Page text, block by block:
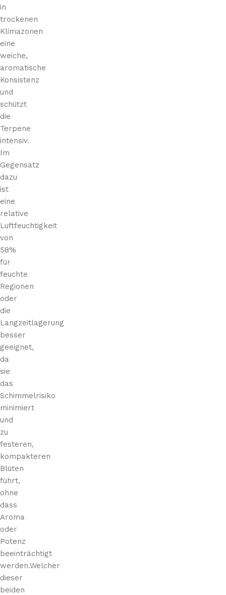
in
trockenen
Klimazonen
eine
weiche,
aromatische
Konsistenz
und
schützt
die
Terpene
intensiv.
Im
Gegensatz
dazu
ist
eine
relative
Luftfeuchtigkeit
von
58%
für
feuchte
Regionen
oder
die
Langzeitlagerung
besser
geeignet,
da
sie
das
Schimmelrisiko
minimiert
und
zu
festeren,
kompakteren
Blüten
führt,
ohne
dass
Aroma
oder
Potenz
beeinträchtigt
werden.Welcher
dieser
beiden